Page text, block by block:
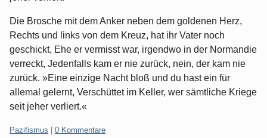
Die Brosche mit dem Anker neben dem goldenen Herz,
Rechts und links von dem Kreuz, hat ihr Vater noch
geschickt, Ehe er vermisst war, irgendwo in der Normandie
verreckt, Jedenfalls kam er nie zurück, nein, der kam nie
zurück. »Eine einzige Nacht bloß und du hast ein für
allemal gelernt, Verschüttet im Keller, wer sämtliche Kriege
seit jeher verliert.«
Kategorien:
Pazifismus
0 Kommentare